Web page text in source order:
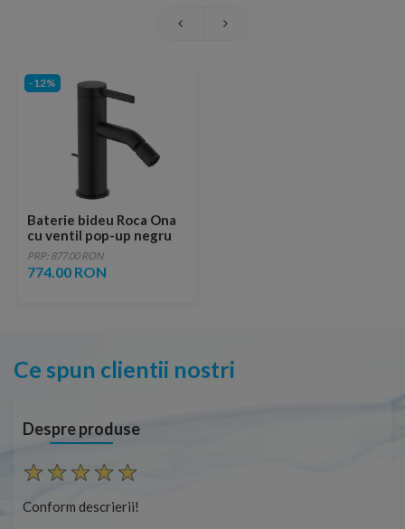
-12%
Baterie bideu Roca Ona
cu ventil pop-up negru
mat
PRP: 877.00 RON
774.00 RON
Ce spun clientii nostri
Despre produse
Conform descrierii!